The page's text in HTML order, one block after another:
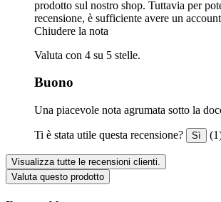
prodotto sul nostro shop. Tuttavia per
recensione, è sufficiente avere un
Chiudere la nota
Valuta con 4 su 5 stelle.
Buono
Una piacevole nota agrumata sotto la
Ti è stata utile questa recensione? Sì
Visualizza tutte le recensioni clienti.
Valuta questo prodotto